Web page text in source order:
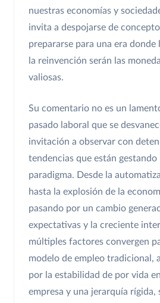
nuestras economías y
invita a despojarse de
prepararse para una era
la reinvención serán las
valiosas.
Su comentario no es un
pasado laboral que se
invitación a observar con
tendencias que están gestando
paradigma. Desde la
hasta la explosión de la
pasando por un cambio
expectativas y la creciente
múltiples factores convergen
modelo de empleo tradicional,
por la estabilidad de por vida
empresa y una jerarquía rígida,